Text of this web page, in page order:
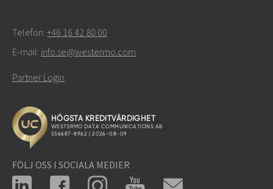
Telefon: +46 16 42 80 00
E-mail: info.se@westermo.com
Partner Login
FÖLJ OSS I SOCIALA MEDIER